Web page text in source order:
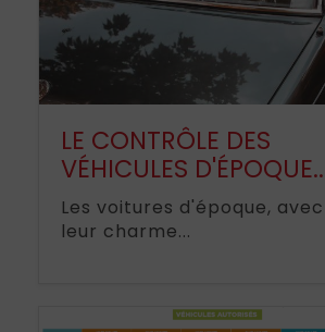
LE CONTRÔLE DES
VÉHICULES
Les voitures d'époque, avec
leur charme...